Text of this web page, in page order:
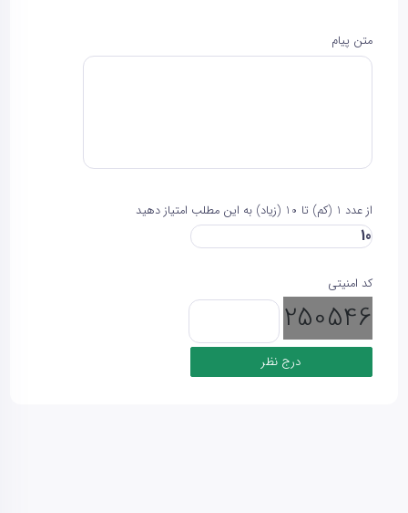
متن پیام
از عدد 1 (کم) تا 10 (زیاد) به این مطلب امتیاز دهید
کد امنیتی
250546